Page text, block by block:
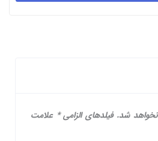
شد. فیلدهای الزامی* علامت